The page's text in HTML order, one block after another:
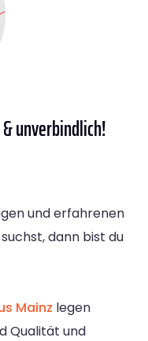
unverbindlich!
und erfahrenen
suchst, dann bist du
Mainz legen
Qualität und